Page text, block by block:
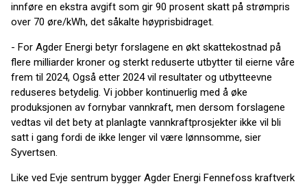
innføre en ekstra avgift som gir 90 prosent skatt på strømpris
over 70 øre/kWh, det såkalte høyprisbidraget.
- For Agder Energi betyr forslagene en økt skattekostnad på
flere milliarder kroner og sterkt reduserte utbytter til eierne våre
frem til 2024, Også etter 2024 vil resultater og utbytteevne
reduseres betydelig. Vi jobber kontinuerlig med å øke
produksjonen av fornybar vannkraft, men dersom forslagene
vedtas vil det bety at planlagte vannkraftprosjekter ikke vil bli
satt i gang fordi de ikke lenger vil være lønnsomme, sier
Syvertsen.
Like ved Evje sentrum bygger Agder Energi Fennefoss kraftverk